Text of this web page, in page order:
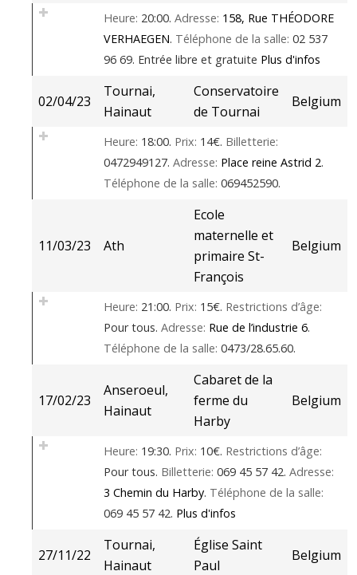
Heure: 20:00. Adresse: 158, Rue THÉODORE
VERHAEGEN. Téléphone de la salle: 02 537
96 69. Entrée libre et gratuite Plus d'infos
02/04/23
Tournai,
Hainaut
Conservatoire
de Tournai
Belgium
Heure: 18:00. Prix: 14€. Billetterie:
0472949127. Adresse: Place reine Astrid 2.
Téléphone de la salle: 069452590.
11/03/23 Ath
Ecole
maternelle et
primaire St-
François
Belgium
Heure: 21:00. Prix: 15€. Restrictions d’âge:
Pour tous. Adresse: Rue de l’industrie 6.
Téléphone de la salle: 0473/28.65.60.
17/02/23
Anseroeul,
Hainaut
Cabaret de la
ferme du
Harby
Belgium
Heure: 19:30. Prix: 10€. Restrictions d’âge:
Pour tous. Billetterie: 069 45 57 42. Adresse:
3 Chemin du Harby. Téléphone de la salle:
069 45 57 42. Plus d'infos
27/11/22
Tournai,
Hainaut
Église Saint
Paul
Belgium